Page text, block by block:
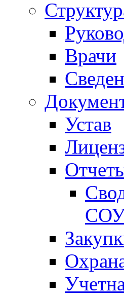
Врачи
Устав